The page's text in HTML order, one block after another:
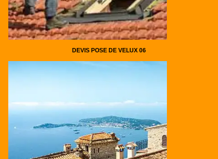
DEVIS POSE DE VELUX 06